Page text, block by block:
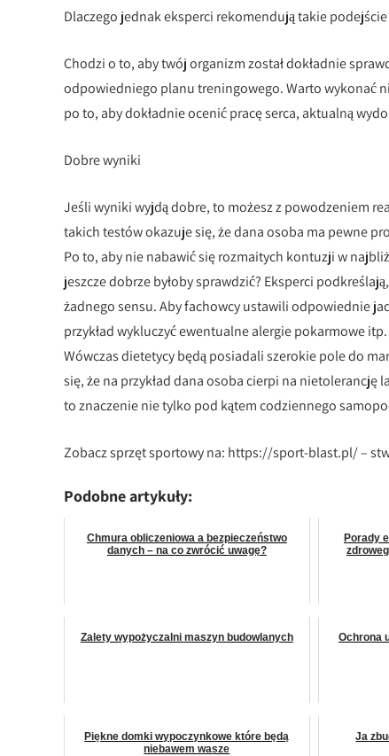
Dlaczego jednak eksperci rekomendują takie
Chodzi o to, aby twój organizm został dokładnie
odpowiedniego planu treningowego. Warto wykonać
po to, aby dokładnie ocenić pracę serca, aktualną
Dobre wyniki
Jeśli wyniki wyjdą dobre, to możesz z powodzeniem
takich testów okazuje się, że dana osoba ma pewne
Po to, aby nie nabawić się rozmaitych kontuzji w
jeszcze dobrze byłoby sprawdzić? Eksperci
żadnego sensu. Aby fachowcy ustawili odpowiednie
przykład wykluczyć ewentualne alergie pokarmowe
Wówczas dietetycy będą posiadali szerokie pole do
się, że na przykład dana osoba cierpi na
to znaczenie nie tylko pod kątem codziennego
Zobacz sprzęt sportowy na: https://sport-blast.pl/ –
Podobne artykuły:
Chmura obliczeniowa a bezpieczeństwo
danych – na co zwrócić uwagę?
Porady
Zalety wypożyczalni maszyn budowlanych
Ochrona
Piękne domki wypoczynkowe które będą
niebawem wasze
Ja